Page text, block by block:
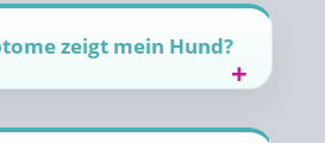
zeigt mein Hund?